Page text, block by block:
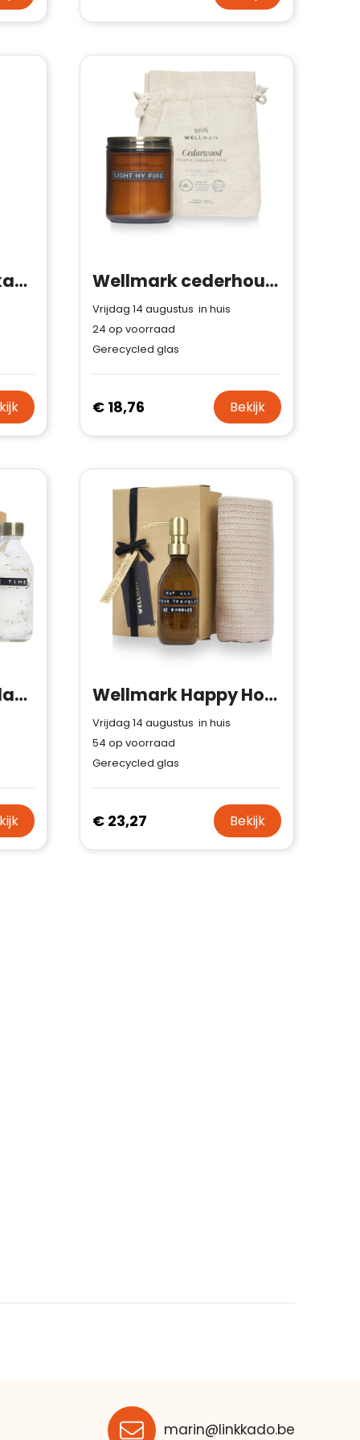
Wellmark 100 ml kamerspray Wellmark cederhout geurkaars medium
Vrijdag 14 augustus in huis
24 op voorraad
Gerecycled glas
€ 18,76 Bekijk
Wellmark Just Relax 3-delige 200 ml badzoutcadeauset Wellmark Happy Home geschenkset
Vrijdag 14 augustus in huis
54 op voorraad
Gerecycled glas
€ 23,27 Bekijk
marin@linkkado.be